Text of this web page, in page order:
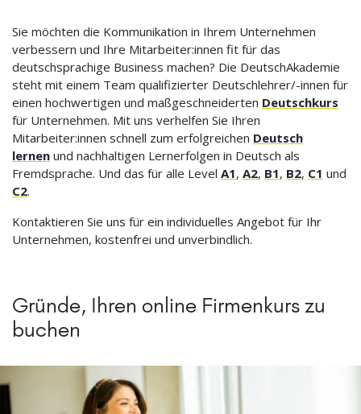
Sie möchten die Kommunikation in Ihrem Unternehmen
verbessern und Ihre Mitarbeiter:innen fit für das
deutschsprachige Business machen? Die DeutschAkademie
steht mit einem Team qualifizierter Deutschlehrer/-innen für
einen hochwertigen und maßgeschneiderten Deutschkurs
für Unternehmen. Mit uns verhelfen Sie Ihren
Mitarbeiter:innen schnell zum erfolgreichen Deutsch
lernen und nachhaltigen Lernerfolgen in Deutsch als
Fremdsprache. Und das für alle Level A1, A2, B1, B2, C1 und
C2.
Kontaktieren Sie uns für ein individuelles Angebot für Ihr
Unternehmen, kostenfrei und unverbindlich.
Gründe, Ihren online Firmenkurs zu
buchen